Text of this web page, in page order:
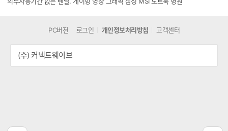
광고
http://pooomrt.com
PC버전 로그인 개인정보처리방침 고객센터